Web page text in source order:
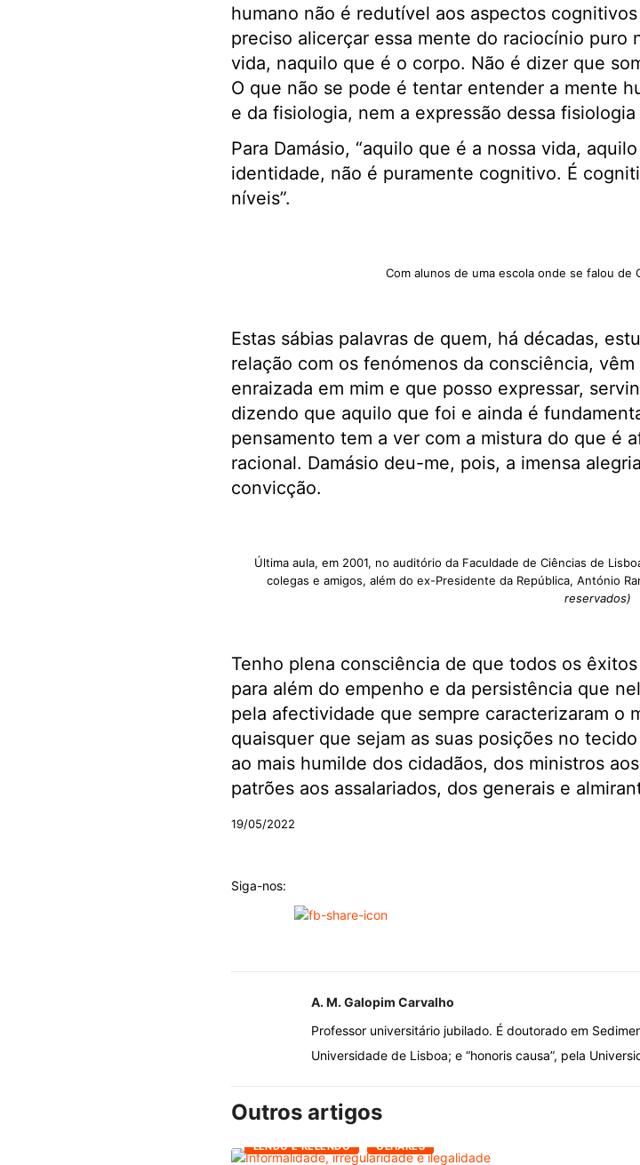
humano não é redutível aos aspectos
preciso alicerçar essa mente do raciocínio
vida, naquilo que é o corpo. Não é dizer que
O que não se pode é tentar entender a mente
e da fisiologia, nem a expressão dessa
Para Damásio, “aquilo que é a nossa vida,
identidade, não é puramente cognitivo. É
níveis”.
Com alunos de uma escola onde se falou de
Estas sábias palavras de quem, há décadas,
relação com os fenómenos da consciência,
enraizada em mim e que posso expressar,
dizendo que aquilo que foi e ainda é
pensamento tem a ver com a mistura do que é
racional. Damásio deu-me, pois, a imensa
convicção.
Última aula, em 2001, no auditório da Faculdade de Ciências de
colegas e amigos, além do ex-Presidente da República, António
reservados)
Tenho plena consciência de que todos os
para além do empenho e da persistência que
pela afectividade que sempre caracterizaram o
quaisquer que sejam as suas posições no
ao mais humilde dos cidadãos, dos ministros
patrões aos assalariados, dos generais e
19/05/2022
Siga-nos:
A. M. Galopim Carvalho
Professor universitário jubilado. É doutorado em
Universidade de Lisboa; e “honoris causa”, pela
Outros artigos
LENDO E RELENDO OLHARES